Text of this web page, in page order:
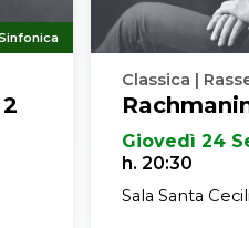
Classica |
Giovedì 24
h. 20:30
Sala Santa